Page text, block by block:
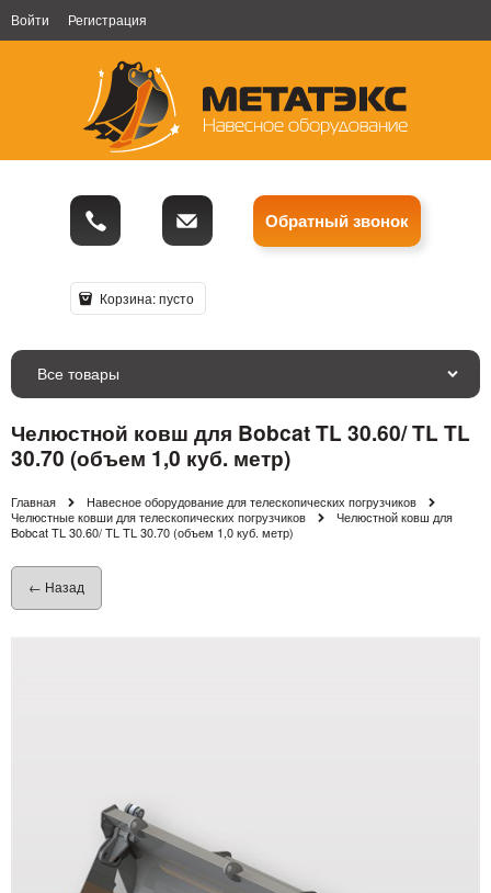
Войти Регистрация
Обратный звонок
Корзина:пусто
Все товары
Челюстной ковш для Bobcat TL 30.60/ TL TL
30.70 (объем 1,0 куб. метр)
Главная
Навесное оборудование для телескопических погрузчиков
Челюстные ковши для телескопических погрузчиков
Челюстной ковш для
Bobcat TL 30.60/ TL TL 30.70 (объем 1,0 куб. метр)
← Назад